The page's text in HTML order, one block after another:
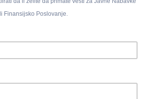
("Službeni glasnik RS", br. 84/
2017, 95/2018, 86/2019 i 153/